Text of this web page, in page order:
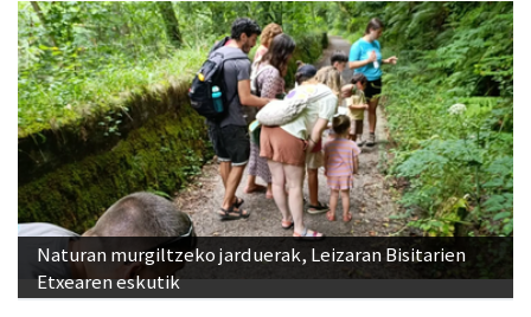
Naturan murgiltzeko jarduerak, Leizaran Bisitarien
Etxearen eskutik